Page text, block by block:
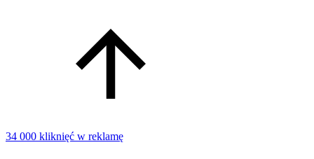
34 000 kliknięć w reklamę